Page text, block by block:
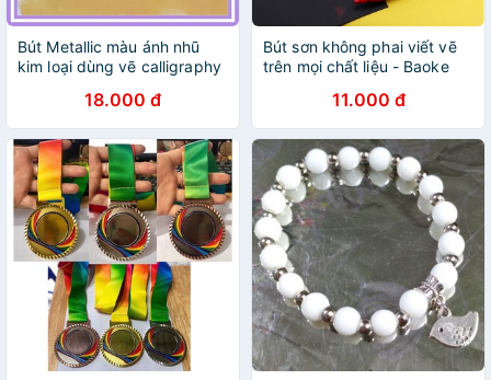
Bút Metallic màu ánh nhũ
kim loại dùng vẽ calligraphy
18.000 đ
Bút sơn không phai viết vẽ
trên mọi chất liệu - Baoke
11.000 đ